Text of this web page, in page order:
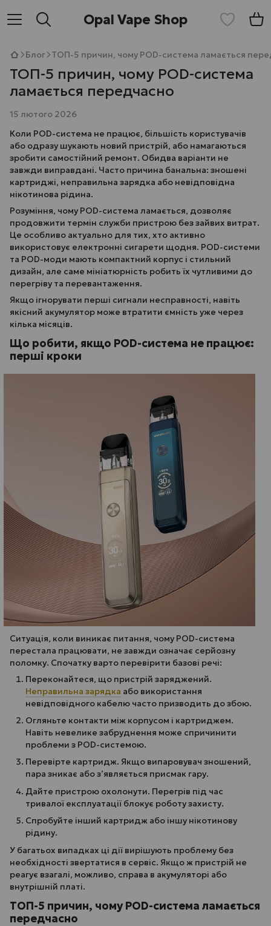
Opal Vape Shop
Блог ТОП-5 причин, чому POD-система ламається
ТОП-5 причин, чому POD-система
ламається передчасно
15 лютого 2026
Коли POD-система не працює, більшість користувачів
або одразу шукають новий пристрій, або намагаються
зробити самостійний ремонт. Обидва варіанти не
завжди виправдані. Часто причина банальна: зношені
картриджі, неправильна зарядка або невідповідна
нікотинова рідина.
Розуміння, чому POD-система ламається, дозволяє
продовжити термін служби пристрою без зайвих витрат.
Це особливо актуально для тих, хто активно
використовує електронні сигарети щодня. POD-системи
та POD-моди мають компактний корпус і стильний
дизайн, але саме мініатюрність робить їх чутливими до
перегріву та перевантаження.
Якщо ігнорувати перші сигнали несправності, навіть
якісний акумулятор може втратити ємність уже через
кілька місяців.
Що робити, якщо POD-система не працює:
перші кроки
Ситуація, коли виникає питання, чому POD-система
перестала працювати, не завжди означає серйозну
поломку. Спочатку варто перевірити базові речі:
Переконайтеся, що пристрій заряджений.
Неправильна зарядка або використання
невідповідного кабелю часто призводить до збою.
Огляньте контакти між корпусом і картриджем.
Навіть невелике забруднення може спричинити
проблеми з POD-системою.
Перевірте картридж. Якщо випаровувач зношений,
пара зникає або з’являється присмак гару.
Дайте пристрою охолонути. Перегрів під час
тривалої експлуатації блокує роботу захисту.
Спробуйте інший картридж або іншу нікотинову
рідину.
У багатьох випадках ці дії вирішують проблему без
необхідності звертатися в сервіс. Якщо ж пристрій не
реагує взагалі, можливо, справа в акумуляторі або
внутрішній платі.
ТОП-5 причин, чому POD-система ламається
передчасно